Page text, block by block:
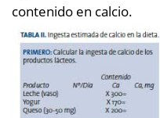
contenido en calcio.